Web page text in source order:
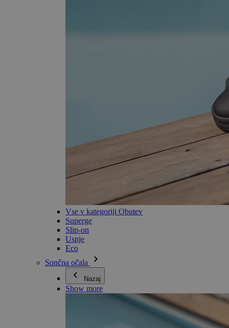
Vse v kategoriji Obutev
Superge
Slip-on
Usnje
Eco
Sončna očala
Nazaj
Show more